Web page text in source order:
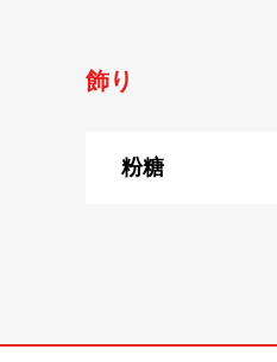
飾り
粉糖